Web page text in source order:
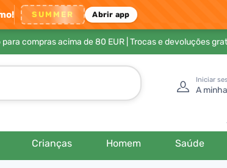
SUMMER Abrir app
compras acima de 80 EUR| Trocas e devoluções
Iniciar
A
Crianças Homem Saúde